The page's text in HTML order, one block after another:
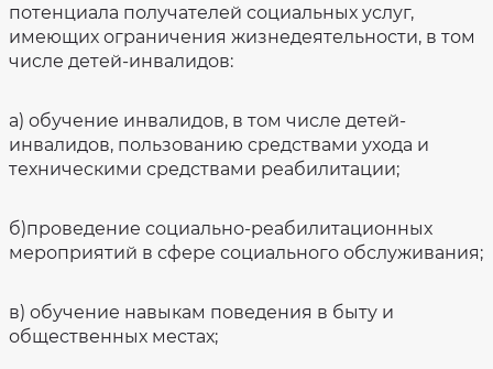
потенциала получателей социальных услуг,
имеющих ограничения жизнедеятельности, в том
числе детей-инвалидов:
а) обучение инвалидов, в том числе детей-
инвалидов, пользованию средствами ухода и
техническими средствами реабилитации;
б)проведение социально-реабилитационных
мероприятий в сфере социального обслуживания;
в) обучение навыкам поведения в быту и
общественных местах;